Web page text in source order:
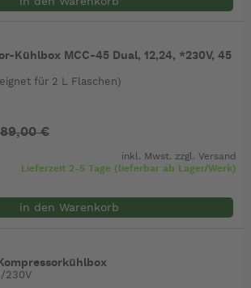
Kühlbox MCC-45 Dual, 12,24, *230V, 45
für 2 L Flaschen)
€
inkl. Mwst. zzgl.Versand
Lieferzeit 2-5 Tage (lieferbar ab Lager/Werk)
in den Warenkorb
230V